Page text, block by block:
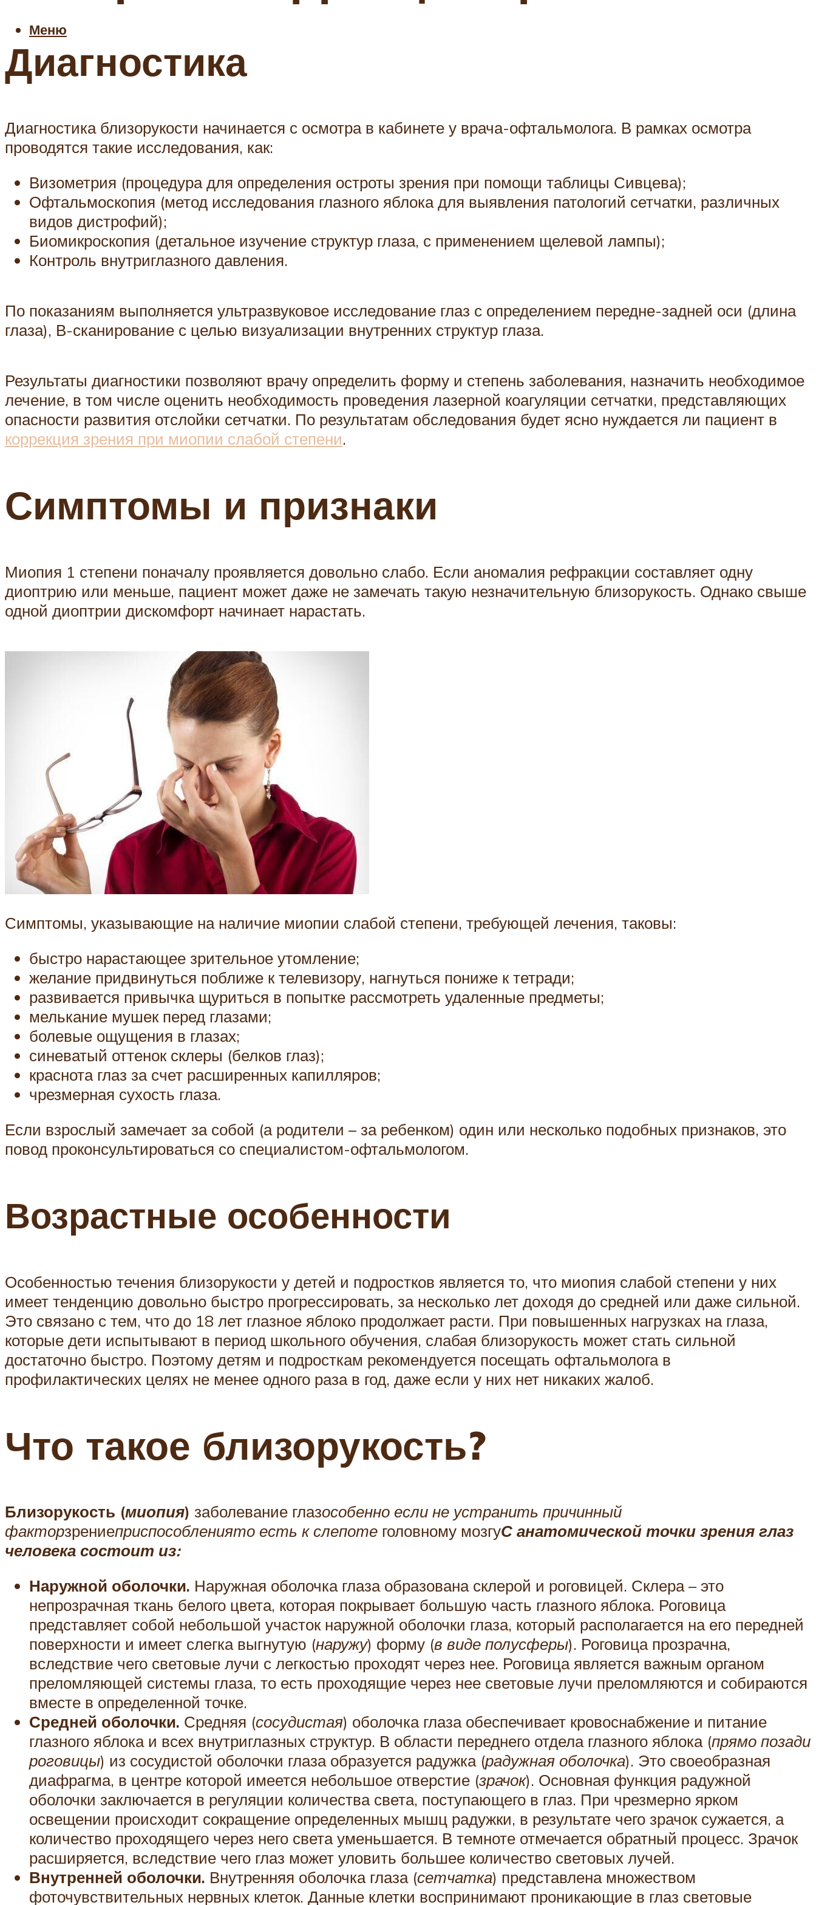
Меню
Диагностика
Диагностика близорукости начинается с осмотра в кабинете у врача-офтальмолога. В рамках осмотра
проводятся такие исследования, как:
Визометрия (процедура для определения остроты зрения при помощи таблицы Сивцева);
Офтальмоскопия (метод исследования глазного яблока для выявления патологий сетчатки, различных
видов дистрофий);
Биомикроскопия (детальное изучение структур глаза, с применением щелевой лампы);
Контроль внутриглазного давления.
По показаниям выполняется ультразвуковое исследование глаз с определением передне-задней оси (длина
глаза), В-сканирование с целью визуализации внутренних структур глаза.
Результаты диагностики позволяют врачу определить форму и степень заболевания, назначить необходимое
лечение, в том числе оценить необходимость проведения лазерной коагуляции сетчатки, представляющих
опасности развития отслойки сетчатки. По результатам обследования будет ясно нуждается ли пациент в
коррекция зрения при миопии слабой степени.
Симптомы и признаки
Миопия 1 степени поначалу проявляется довольно слабо. Если аномалия рефракции составляет одну
диоптрию или меньше, пациент может даже не замечать такую незначительную близорукость. Однако свыше
одной диоптрии дискомфорт начинает нарастать.
Симптомы, указывающие на наличие миопии слабой степени, требующей лечения, таковы:
быстро нарастающее зрительное утомление;
желание придвинуться поближе к телевизору, нагнуться пониже к тетради;
развивается привычка щуриться в попытке рассмотреть удаленные предметы;
мелькание мушек перед глазами;
болевые ощущения в глазах;
синеватый оттенок склеры (белков глаз);
краснота глаз за счет расширенных капилляров;
чрезмерная сухость глаза.
Если взрослый замечает за собой (а родители – за ребенком) один или несколько подобных признаков, это
повод проконсультироваться со специалистом-офтальмологом.
Возрастные особенности
Особенностью течения близорукости у детей и подростков является то, что миопия слабой степени у них
имеет тенденцию довольно быстро прогрессировать, за несколько лет доходя до средней или даже сильной.
Это связано с тем, что до 18 лет глазное яблоко продолжает расти. При повышенных нагрузках на глаза,
которые дети испытывают в период школьного обучения, слабая близорукость может стать сильной
достаточно быстро. Поэтому детям и подросткам рекомендуется посещать офтальмолога в
профилактических целях не менее одного раза в год, даже если у них нет никаких жалоб.
Что такое близорукость?
Близорукость (миопия) заболевание глазособенно если не устранить причинный
факторзрениеприспособлениято есть к слепоте головному мозгуС анатомической точки зрения глаз
человека состоит из:
Наружной оболочки. Наружная оболочка глаза образована склерой и роговицей. Склера – это
непрозрачная ткань белого цвета, которая покрывает большую часть глазного яблока. Роговица
представляет собой небольшой участок наружной оболочки глаза, который располагается на его передней
поверхности и имеет слегка выгнутую (наружу) форму (в виде полусферы). Роговица прозрачна,
вследствие чего световые лучи с легкостью проходят через нее. Роговица является важным органом
преломляющей системы глаза, то есть проходящие через нее световые лучи преломляются и собираются
вместе в определенной точке.
Средней оболочки. Средняя (сосудистая) оболочка глаза обеспечивает кровоснабжение и питание
глазного яблока и всех внутриглазных структур. В области переднего отдела глазного яблока (прямо позади
роговицы) из сосудистой оболочки глаза образуется радужка (радужная оболочка). Это своеобразная
диафрагма, в центре которой имеется небольшое отверстие (зрачок). Основная функция радужной
оболочки заключается в регуляции количества света, поступающего в глаз. При чрезмерно ярком
освещении происходит сокращение определенных мышц радужки, в результате чего зрачок сужается, а
количество проходящего через него света уменьшается. В темноте отмечается обратный процесс. Зрачок
расширяется, вследствие чего глаз может уловить большее количество световых лучей.
Внутренней оболочки. Внутренняя оболочка глаза (сетчатка) представлена множеством
фоточувствительных нервных клеток. Данные клетки воспринимают проникающие в глаз световые